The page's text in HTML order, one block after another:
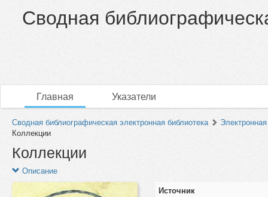
Сводная
Главная Указатели
Сводная библиографическая электронная библиотека
Коллекции
Коллекции
Описание
Источник